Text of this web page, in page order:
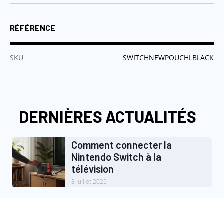
RÉFÉRENCE
SKU :SWITCHNEWPOUCHLBLACK
DERNIÈRES ACTUALITÉS
Comment connecter la
Nintendo Switch à la
télévision
8 juillet 2025